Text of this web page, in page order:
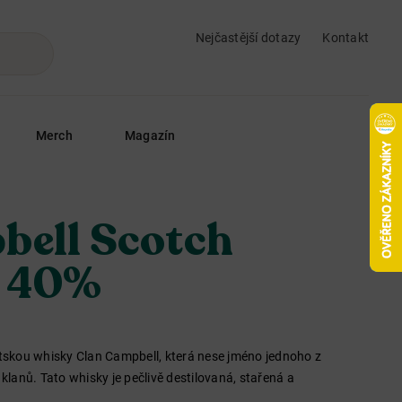
Nejčastější dotazy
Kontakt
Merch Magazín
Scotch
whisky Clan Campbell, která nese jméno jednoho z
Tato whisky je pečlivě destilovaná, stařená a